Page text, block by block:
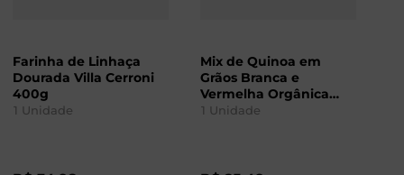
Farinha de Linhaça
Dourada Villa Cerroni
400g
1 Unidade
Mix de Quinoa em
Grãos Branca e
Vermelha Orgânica
Native 200g
1 Unidade